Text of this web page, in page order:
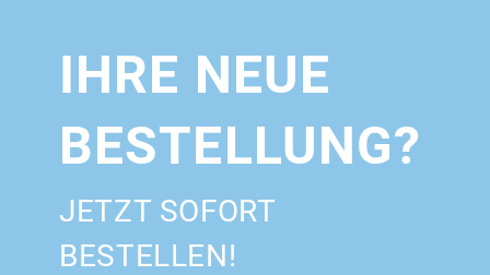
IHRE NEUE
BESTELLUNG?
JETZT SOFORT
BESTELLEN!